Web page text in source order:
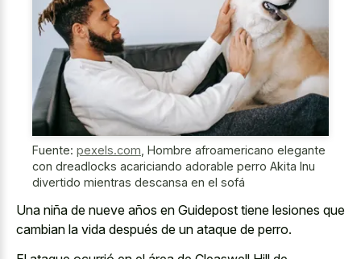
Fuente: pexels.com Hombre afroamericano elegante
con dreadlocks acariciando adorable perro Akita Inu
divertido mientras descansa en el sofá
Una niña de nueve años en Guidepost tiene lesiones que
cambian la vida después de un ataque de perro.